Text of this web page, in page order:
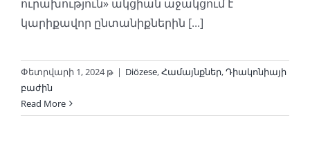
ուրախություն» ակցիան աջակցում է
կարիքավոր ընտանիքներին [...]
Փետրվարի 1, 2024 թ | Diözese,Համայնքներ,Դիակոնիայի
բաժին
Read More